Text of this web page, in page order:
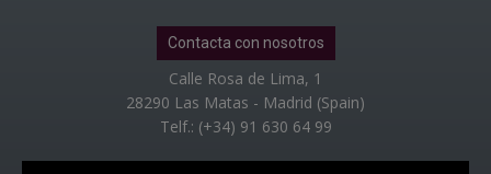
Contacta con nosotros
Calle Rosa de Lima, 1
28290 Las Matas - Madrid (Spain)
Telf.: (+34) 91 630 64 99